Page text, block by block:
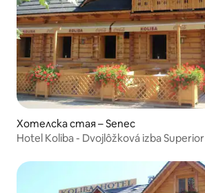
Хотелска стая – Senec
Hotel Koliba - Dvojlôžková izba Superior